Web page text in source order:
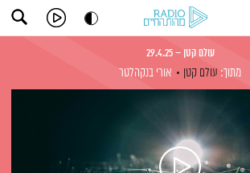
עולם קטן – 29.4.25
מתוך: עולם קטן אורי בנקהלטר